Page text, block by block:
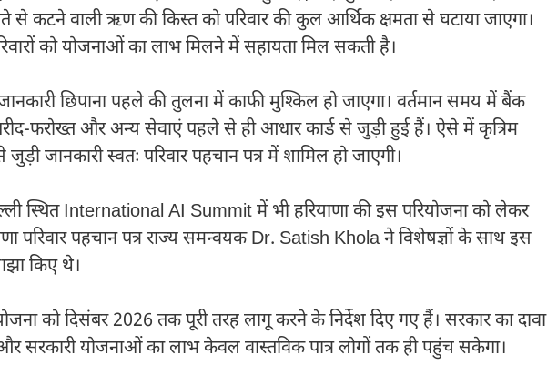
से कटने वाली ऋण की किस्त को परिवार की कुल आर्थिक क्षमता से घटाया जाएगा।
को योजनाओं का लाभ मिलने में सहायता मिल सकती है।
छिपाना पहले की तुलना में काफी मुश्किल हो जाएगा। वर्तमान समय में बैंक
फरोख्त और अन्य सेवाएं पहले से ही आधार कार्ड से जुड़ी हुई हैं। ऐसे में कृत्रिम
जानकारी स्वतः परिवार पहचान पत्र में शामिल हो जाएगी।
स्थितInternational AI Summitमें भी हरियाणा की इस परियोजना को लेकर
परिवार पहचान पत्र राज्य समन्वयकDr. Satish Kholaने विशेषज्ञों के साथ इस
किए थे।
को दिसंबर 2026 तक पूरी तरह लागू करने के निर्देश दिए गए हैं। सरकार का दावा
सरकारी योजनाओं का लाभ केवल वास्तविक पात्र लोगों तक ही पहुंच सकेगा।